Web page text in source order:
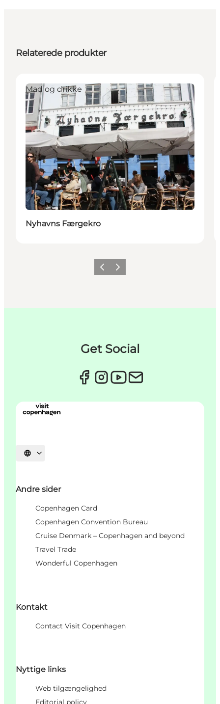
Relaterede produkter
Mad og drikke
Nyhavns Færgekro
ForrigeNæste
Get Social
Vælg sprog
Andre sider
Copenhagen Card
Copenhagen Convention Bureau
Cruise Denmark – Copenhagen and beyond
Travel Trade
Wonderful Copenhagen
Kontakt
Contact Visit Copenhagen
Nyttige links
Web tilgængelighed
Editorial policy